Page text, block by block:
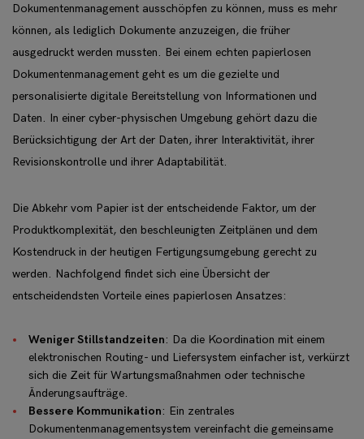
Dokumentenmanagement ausschöpfen zu können, muss es mehr
können, als lediglich Dokumente anzuzeigen, die früher
ausgedruckt werden mussten. Bei einem echten papierlosen
Dokumentenmanagement geht es um die gezielte und
personalisierte digitale Bereitstellung von Informationen und
Daten. In einer cyber-physischen Umgebung gehört dazu die
Berücksichtigung der Art der Daten, ihrer Interaktivität, ihrer
Revisionskontrolle und ihrer Adaptabilität.
Die Abkehr vom Papier ist der entscheidende Faktor, um der
Produktkomplexität, den beschleunigten Zeitplänen und dem
Kostendruck in der heutigen Fertigungsumgebung gerecht zu
werden. Nachfolgend findet sich eine Übersicht der
entscheidendsten Vorteile eines papierlosen Ansatzes:
Weniger Stillstandzeiten: Da die Koordination mit einem
elektronischen Routing- und Liefersystem einfacher ist, verkürzt
sich die Zeit für Wartungsmaßnahmen oder technische
Änderungsaufträge.
Bessere Kommunikation: Ein zentrales
Dokumentenmanagementsystem vereinfacht die gemeinsame